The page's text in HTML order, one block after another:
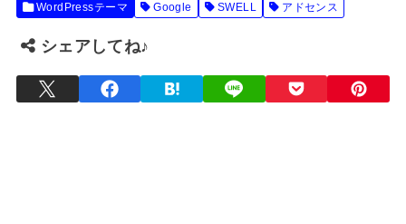
WordPressテーマ Google SWELL アドセンス
シェアしてね♪